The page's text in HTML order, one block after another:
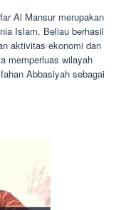
Al Mansur merupakan
Islam. Beliau berhasil
aktivitas ekonomi dan
memperluas wilayah
Abbasiyah sebagai